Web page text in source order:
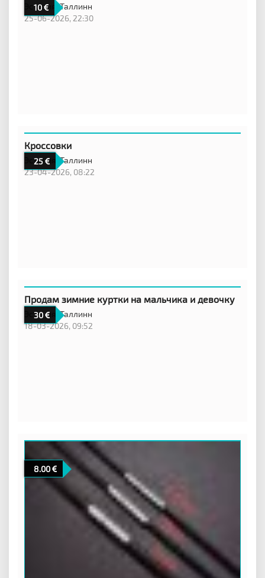
10
Эстония,Таллинн
25-06-2026, 22:30
25
Кроссовки
Эстония,Таллинн
23-04-2026, 08:22
30
Продам зимние куртки на мальчика и девочку
Эстония,Таллинн
18-03-2026, 09:52
8.00